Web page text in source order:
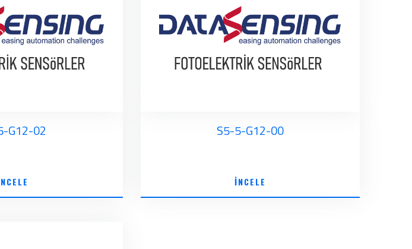
G12-02 S5-5-G12-00
İNCELE